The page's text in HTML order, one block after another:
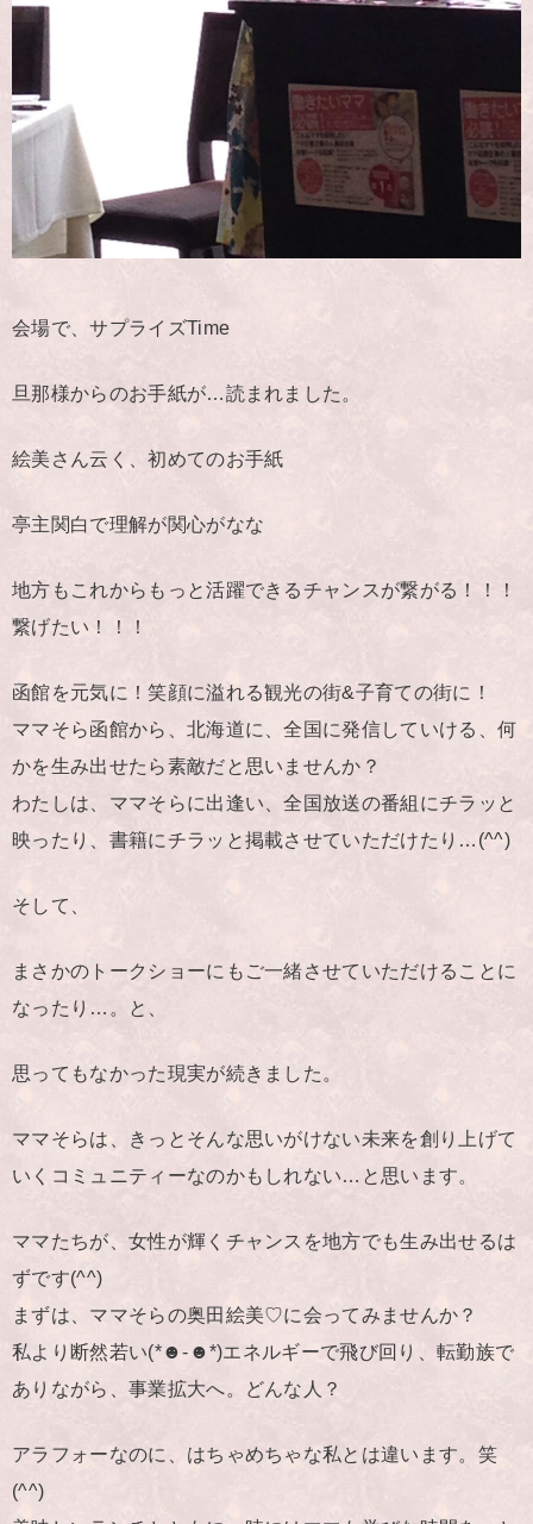
会場で、サプライズTime
旦那様からのお手紙が…読まれました。
絵美さん云く、初めてのお手紙
亭主関白で理解が関心がなな
地方もこれからもっと活躍できるチャンスが繋がる！！！
繋げたい！！！
函館を元気に！笑顔に溢れる観光の街&子育ての街に！
ママそら函館から、北海道に、全国に発信していける、何
かを生み出せたら素敵だと思いませんか？
わたしは、ママそらに出逢い、全国放送の番組にチラッと
映ったり、書籍にチラッと掲載させていただけたり…(^^)
そして、
まさかのトークショーにもご一緒させていただけることに
なったり…。と、
思ってもなかった現実が続きました。
ママそらは、きっとそんな思いがけない未来を創り上げて
いくコミュニティーなのかもしれない…と思います。
ママたちが、女性が輝くチャンスを地方でも生み出せるは
ずです(^^)
まずは、ママそらの奥田絵美♡に会ってみませんか？
私より断然若い(*☻-☻*)エネルギーで飛び回り、転勤族で
ありながら、事業拡大へ。どんな人？
アラフォーなのに、はちゃめちゃな私とは違います。笑
(^^)